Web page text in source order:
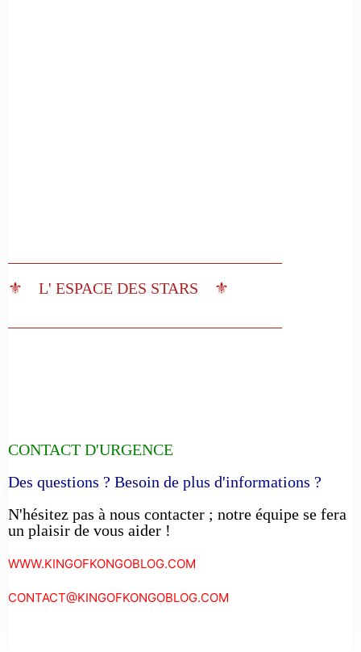
⚜️ L' ESPACE DES STARS ⚜️
CONTACT D'URGENCE
Des questions ? Besoin de plus d'informations ?
N'hésitez pas à nous contacter ; notre équipe se fera
un plaisir de vous aider !
WWW.KINGOFKONGOBLOG.COM
CONTACT@KINGOFKONGOBLOG.COM